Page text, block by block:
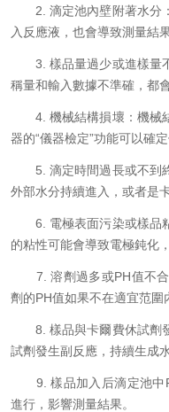
2. 滴定池內壁附著水分：
入反應液，也會導致測量結
3. 樣品量過少或進樣量不
稱量和輸入數據不準確，都
4. 機械結構損壞：機械結
器的“儀器檢定”功能可以確
5. 滴定時間過長或不到終
外部水分持續進入，或者是
6. 電極表面污染或樣品粘
的粘性可能會導致電極鈍化
7. 溶劑過多或PH值不合
劑的PH值如果不在適宜范圍
8. 樣品與卡爾費休試劑發
試劑發生副反應，持續生成
9. 樣品加入后滴定池中
進行，影響測量結果。